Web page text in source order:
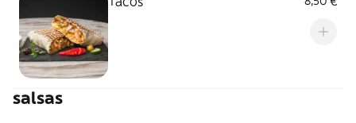
salsas